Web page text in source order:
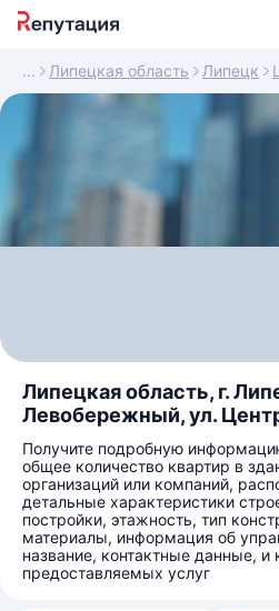
Липецкая область Липецк
Липецкая область, г.
Левобережный, ул.
Получите подробную
общее количество квартир в
организаций или компаний,
детальные характеристики
постройки, этажность, тип
материалы, информация об
название, контактные данные, и
предоставляемых услуг